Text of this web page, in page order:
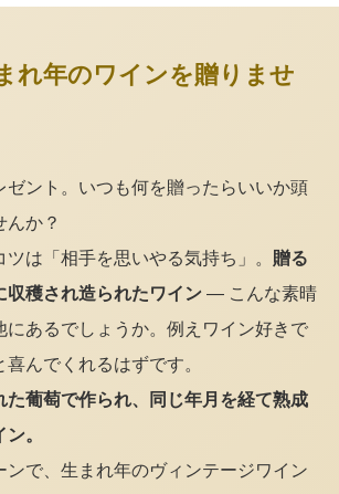
れ年のワインを贈りませ
ゼント。いつも何を贈ったらいいか頭
んか？
は「相手を思いやる気持ち」。 贈る
収穫され造られたワイン — こんな素晴
にあるでしょうか。例えワイン好きで
んでくれるはずです。
た葡萄で作られ、同じ年月を経て熟成
。
ンで、生まれ年のヴィンテージワイン